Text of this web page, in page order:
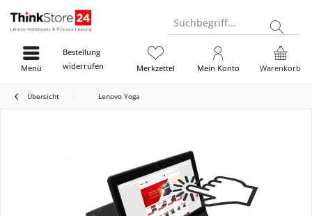
Suchbegriff...
Bestellung
widerrufen
Warenkorb
Merkzettel Mein Konto
Menü
Übersicht Lenovo Yoga